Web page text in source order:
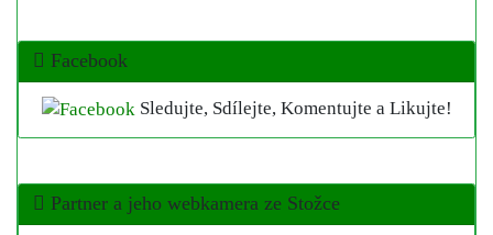
Facebook
Sledujte, Sdílejte, Komentujte a Likujte!
Partner a jeho webkamera ze Stožce